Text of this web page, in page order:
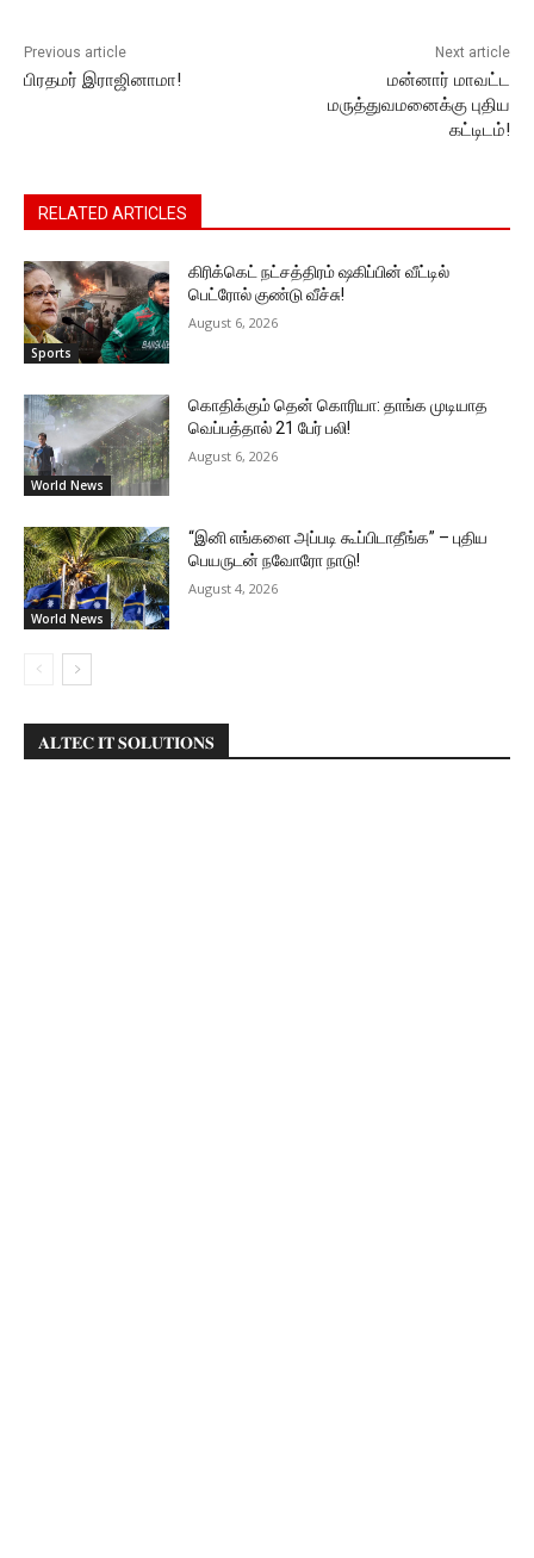
Previous article
பிரதமர் இராஜினாமா!
Next article
மன்னார் மாவட்ட
மருத்துவமனைக்கு புதிய
கட்டிடம்!
RELATED ARTICLES
Sports
கிரிக்கெட் நட்சத்திரம் ஷகிப்பின் வீட்டில்
பெட்ரோல் குண்டு வீச்சு!
August 6, 2026
World News
கொதிக்கும் தென் கொரியா: தாங்க முடியாத
வெப்பத்தால் 21 பேர் பலி!
August 6, 2026
World News
“இனி எங்களை அப்படி கூப்பிடாதீங்க” – புதிய
பெயருடன் நவோரோ நாடு!
August 4, 2026
𝐀𝐋𝐓𝐄𝐂 𝐈𝐓 𝐒𝐎𝐋𝐔𝐓𝐈𝐎𝐍𝐒